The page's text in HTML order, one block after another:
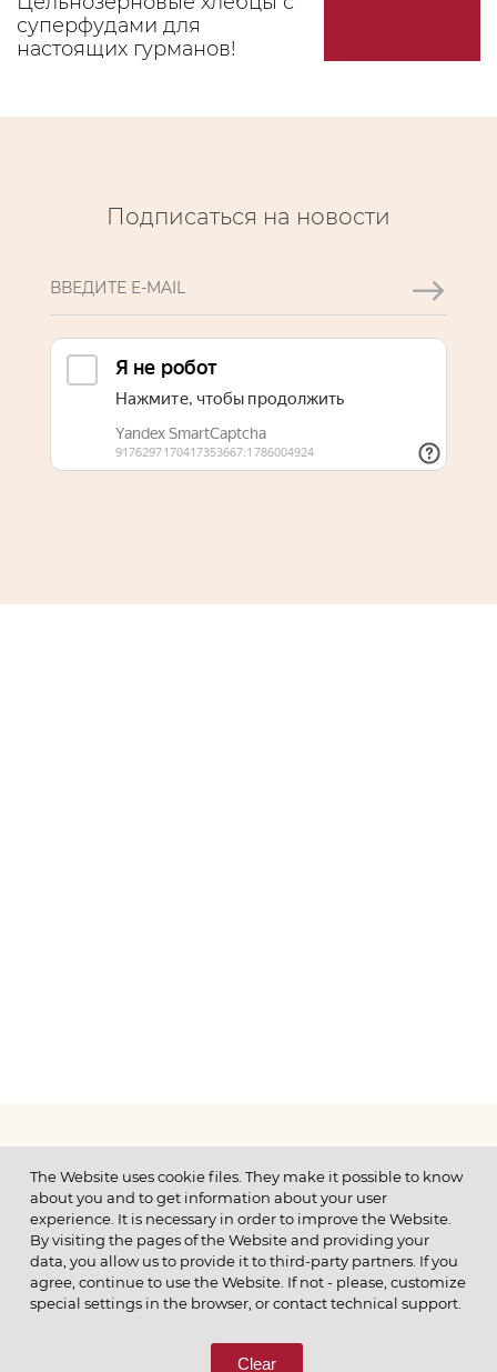
суперфудами для
настоящих гурманов!
Подписаться на новости
МЕНЮ
© 2026 ОАО
ПОЗВОНИТЕ НАМ
8 (800) 333-65-66
The Website uses cookie files. They make it possible to know
about you and to get information about your user
experience. It is necessary in order to improve the Website.
By visiting the pages of the Website and providing your
data, you allow us to provide it to third-party partners. If you
agree, continue to use the Website. If not - please, customize
special settings in the browser, or contact technical support.
Clear